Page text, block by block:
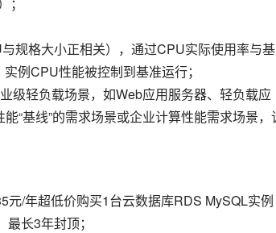
规格大小正相关），通过CPU实际使用率与
例CPU性能被控制到基准运行；
级轻负载场景，如Web应用服务器、轻负载应
“基线”的需求场景或企业计算性能需求场景，
/年超低价购买1台云数据库RDS MySQL实例
长3年封顶；